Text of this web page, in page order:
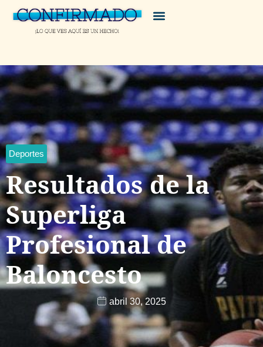
Deportes
Resultados de la
Superliga
Profesional de
Baloncesto
abril 30, 2025